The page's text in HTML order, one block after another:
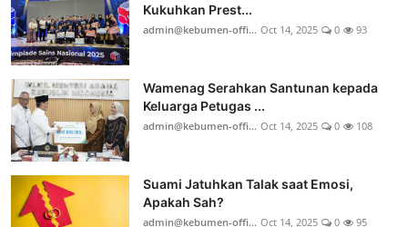
Kukuhkan Prest...
admin@kebumen-offi... Oct 14, 2025 0 93
Wamenag Serahkan Santunan kepada
Keluarga Petugas ...
admin@kebumen-offi... Oct 14, 2025 0 108
Suami Jatuhkan Talak saat Emosi,
Apakah Sah?
admin@kebumen-offi... Oct 14, 2025 0 95